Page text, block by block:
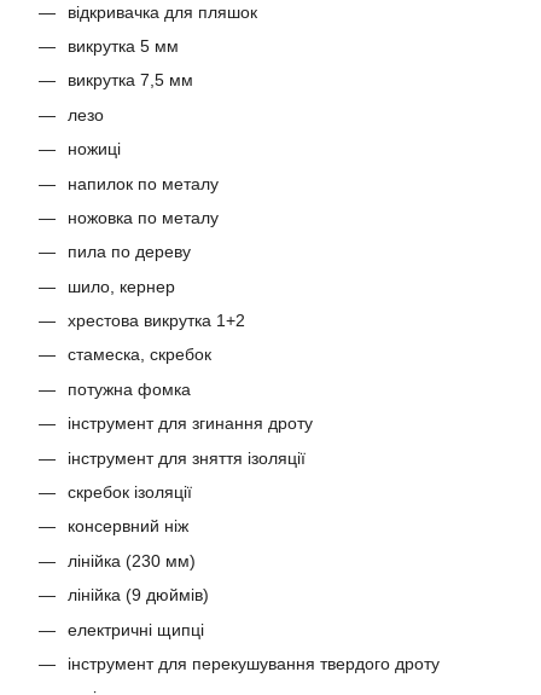
відкривачка для пляшок
викрутка 5 мм
викрутка 7,5 мм
лезо
ножиці
напилок по металу
ножовка по металу
пила по дереву
шило, кернер
хрестова викрутка 1+2
стамеска, скребок
потужна фомка
інструмент для згинання дроту
інструмент для зняття ізоляції
скребок ізоляції
консервний ніж
лінійка (230 мм)
лінійка (9 дюймів)
електричні щипці
інструмент для перекушування твердого дроту